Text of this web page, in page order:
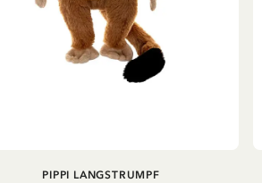
AUSVERKAUFT
PIPPI LANGSTRUMPF